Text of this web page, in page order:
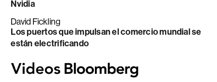
Nvidia
David Fickling
Los puertos que impulsan el comercio mundial se
están electrificando